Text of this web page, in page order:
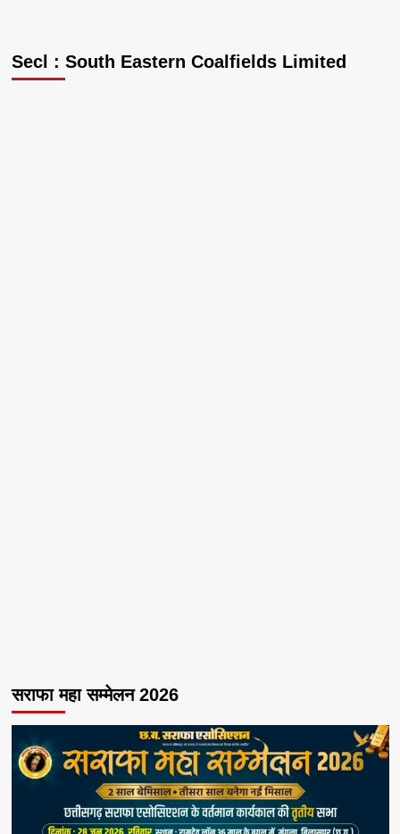
Secl : South Eastern Coalfields Limited
सराफा महा सम्मेलन 2026